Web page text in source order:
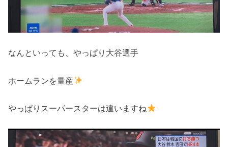
なんといっても、やっぱり大谷選手
ホームランを量産
やっぱりスーパースターは違いますね